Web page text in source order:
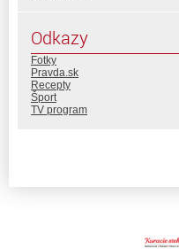
Odkazy
Fotky
Pravda.sk
Recepty
Šport
TV program